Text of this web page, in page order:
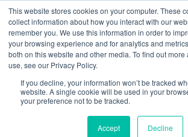
This website stores cookies on your computer. These
collect information about how you interact with our
remember you. We use this information in order to
your browsing experience and for analytics and
both on this website and other media. To find out
use, see our Privacy Policy.
If you decline, your information won’t be tracked
website. A single cookie will be used in your
your preference not to be tracked.
Accept Decline
Visite des essais
agronomiques
LOCALITY en